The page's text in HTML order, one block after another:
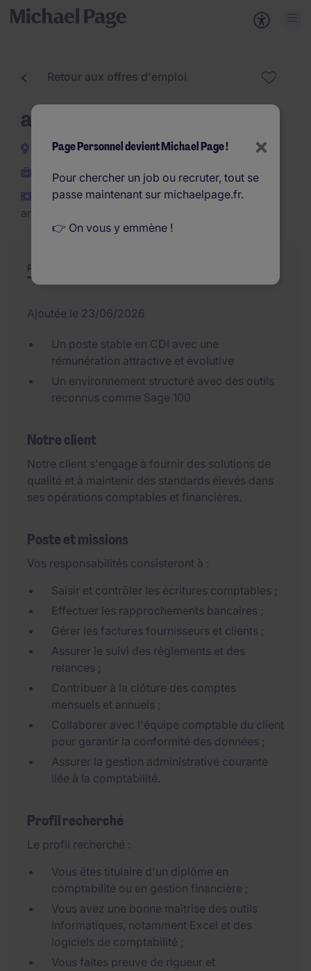
Retour aux offres d'emploi
assistant comptable (F/H)
Bezons
CDI
€28.000 - €30.000 par
an
Poste et missions
Ajoutée le 23/06/2026
Un poste stable en CDI avec une
rémunération attractive et évolutive
Un environnement structuré avec des outils
reconnus comme Sage 100
Notre client
Notre client s'engage à fournir des solutions de
qualité et à maintenir des standards élevés dans
ses opérations comptables et financières.
Poste et missions
Vos responsabilités consisteront à :
Saisir et contrôler les écritures comptables ;
Effectuer les rapprochements bancaires ;
Gérer les factures fournisseurs et clients ;
Assurer le suivi des règlements et des
relances ;
Contribuer à la clôture des comptes
mensuels et annuels ;
Collaborer avec l'équipe comptable du client
pour garantir la conformité des données ;
Assurer la gestion administrative courante
liée à la comptabilité.
Profil recherché
Le profil recherché :
Vous êtes titulaire d'un diplôme en
comptabilité ou en gestion financière ;
Vous avez une bonne maîtrise des outils
informatiques, notamment Excel et des
logiciels de comptabilité ;
Vous faites preuve de rigueur et
×
Page Personnel devient Michael Page !
Pour chercher un job ou recruter, tout se
passe maintenant sur michaelpage.fr.
👉 On vous y emmène !